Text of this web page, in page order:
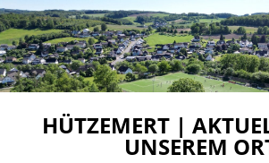
HÜTZEMERT |
UNSEREM